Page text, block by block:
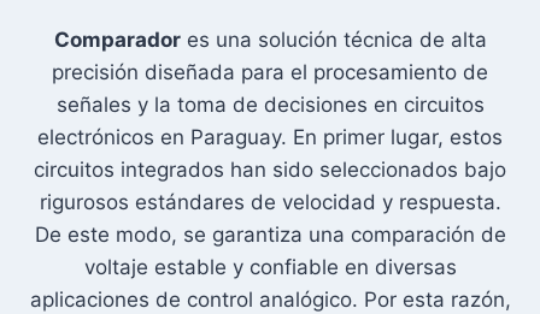
Comparadores una solución técnica de alta
precisión diseñada para el procesamiento de
señales y la toma de decisiones en circuitos
electrónicos en Paraguay. En primer lugar, estos
circuitos integrados han sido seleccionados bajo
rigurosos estándares de velocidad y respuesta.
De este modo, se garantiza una comparación de
voltaje estable y confiable en diversas
aplicaciones de control analógico. Por esta razón,